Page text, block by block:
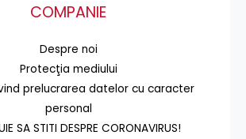
COMPANIE
Despre noi
Protecţia mediului
prelucrarea datelor cu caracter
personal
SA STITI DESPRE CORONAVIRUS!